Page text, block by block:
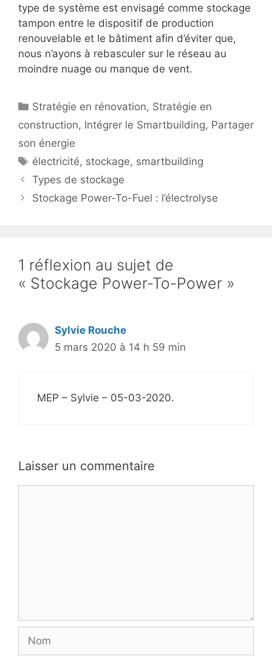
type de système est envisagé comme stockage
tampon entre le dispositif de production
renouvelable et le bâtiment afin d’éviter que,
nous n’ayons à rebasculer sur le réseau au
moindre nuage ou manque de vent.
Catégories
Stratégie en rénovation, Stratégie en
construction, Intégrer le Smartbuilding, Partager
son énergie
Étiquettes
électricité, stockage, smartbuilding
Types de stockage
Stockage Power-To-Fuel : l’électrolyse
1 réflexion au sujet de
« Stockage Power-To-Power »
Sylvie Rouche
5 mars 2020 à 14 h 59 min
MEP – Sylvie – 05-03-2020.
Laisser un commentaire